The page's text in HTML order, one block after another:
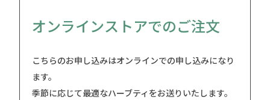
オンラインストアでのご注文
こちらのお申し込みはオンラインでの申し込みになり
ます。
季節に応じて最適なハーブティをお送りいたします。